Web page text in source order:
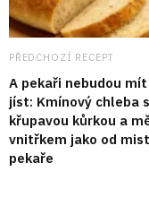
PŘEDCHOZÍ RECEPT
A pekaři nebudou mít
jíst: Kmínový chleba s
křupavou kůrkou a
vnitřkem jako od
pekaře